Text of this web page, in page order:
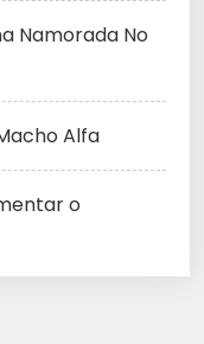
Namorada No
Alfa
o